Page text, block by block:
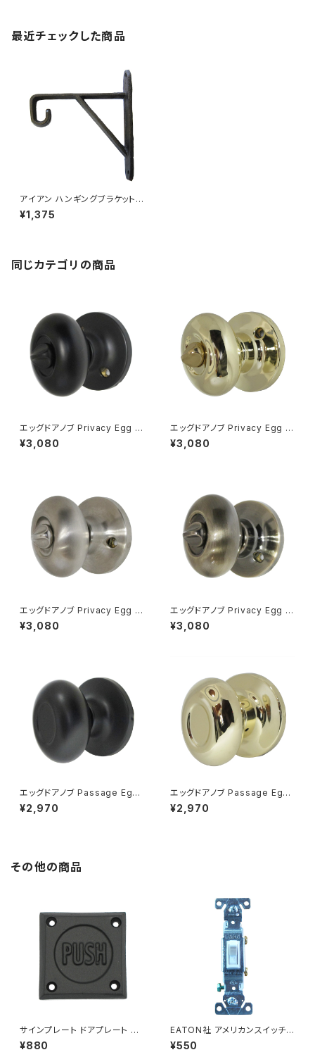
最近チェックした商品
アイアン ハンギングブラケット
ウォールフック DIY HANGING
BRACKET
¥1,375
同じカテゴリの商品
エッグドアノブ Privacy Egg K
nobset 簡易錠 マットブラック
¥3,080
エッグドアノブ Privacy Egg K
nobset 簡易錠 ブライトブラス
¥3,080
エッグドアノブ Privacy Egg K
nobset 簡易錠 ステンレススチ
ール
¥3,080
エッグドアノブ Privacy Egg K
nobset 簡易錠 アンティークブ
ラス
¥3,080
エッグドアノブ Passage Egg
Knobset 空錠 マットブラック
¥2,970
エッグドアノブ Passage Egg
Knobset 空錠 ブライトブラス
¥2,970
その他の商品
サインプレート ドアプレート 案
内 扉 押す PUSH アルミニウム
ブラック
¥880
EATON社 アメリカンスイッチ
片切タンブラースイッチ ホワイ
ト アメリカ製
¥550